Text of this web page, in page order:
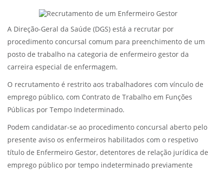
A Direção-Geral da Saúde (DGS) está a recrutar por
procedimento concursal comum para preenchimento de um
posto de trabalho na categoria de enfermeiro gestor da
carreira especial de enfermagem.
O recrutamento é restrito aos trabalhadores com vínculo de
emprego público, com Contrato de Trabalho em Funções
Públicas por Tempo Indeterminado.
Podem candidatar-se ao procedimento concursal aberto pelo
presente aviso os enfermeiros habilitados com o respetivo
título de Enfermeiro Gestor, detentores de relação jurídica de
emprego público por tempo indeterminado previamente